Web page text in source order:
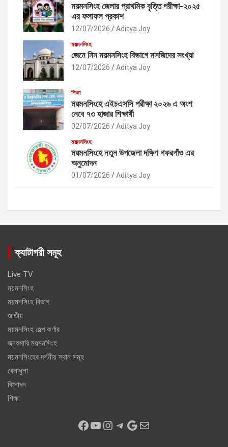
ময়মনসিংহ জেলার প্রাথমিক বৃত্তি পরীক্ষা-২০২৫
এর ফলাফল প্রকাশ
12/07/2026 Aditya Joy
ময়মনসিংহ
জেনে নিন ময়মনসিংহ বিভাগে মসজিদের সংখ্যা
12/07/2026 Aditya Joy
শিক্ষা
ময়মনসিংহে এইচএসসি পরীক্ষা ২০২৬ এ অংশ
নেবে ৭৩ হাজার শিক্ষার্থী
02/07/2026 Aditya Joy
ময়মনসিংহ
ময়মনসিংহে নতুন উপজেলা দক্ষিণ গফরগাঁও এর
অনুমোদন
01/07/2026 Aditya Joy
ক্যাটাগরী সমূহ
Live TV
ময়মনসিংহ
ময়মনসিংহ বিভাগ
জাতীয়
ময়মনসিংহ হেল্প কর্ণার
জনশুমারি ময়মনসিংহ
ময়মনসিংহের দর্শনীয় স্থান সমূহ
খেলাধুলা
বিনোদন
শিক্ষা
Facebook YouTube Instagram Telegram Google Mail